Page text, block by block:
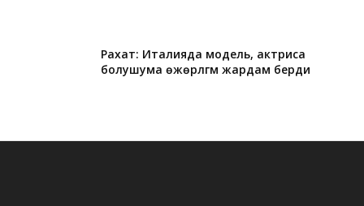
Рахат: Италияда модель, актриса
болушума өжөрлүгүм жардам берди